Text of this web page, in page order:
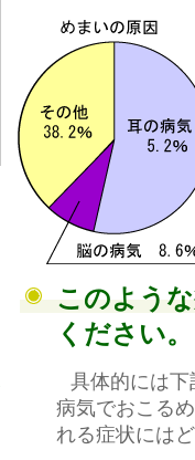
このよう
ください。
具体的には
病気でおこる
れる症状には